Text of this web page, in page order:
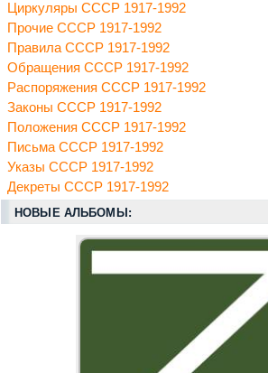
Циркуляры СССР 1917-1992
Прочие СССР 1917-1992
Правила СССР 1917-1992
Обращения СССР 1917-1992
Распоряжения СССР 1917-1992
Законы СССР 1917-1992
Положения СССР 1917-1992
Письма СССР 1917-1992
Указы СССР 1917-1992
Декреты СССР 1917-1992
НОВЫЕ АЛЬБОМЫ: